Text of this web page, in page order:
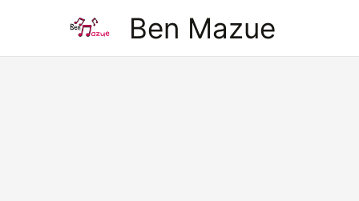
Ben Mazue